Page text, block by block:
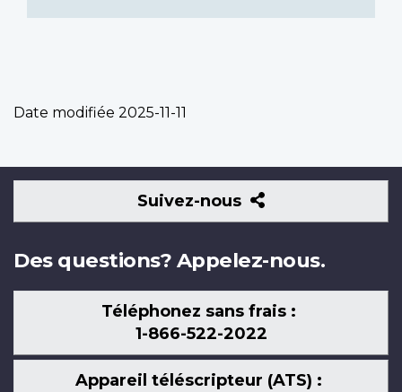
Date modifiée 2025-11-11
Suivez-nous
Suivez-
nous
Des questions? Appelez-nous.
Téléphonez sans frais :
1-866-522-2022
Appareil téléscripteur (ATS) :